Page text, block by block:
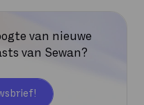
van nieuwe
van Sewan?